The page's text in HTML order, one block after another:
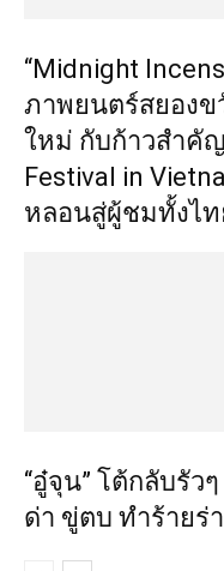
“Midnight
ภาพยนตร์สยอง
ใหม่ กับก้าวสำคัญ
Festival in
หลอนสู่ผู้ชมทั้งไท
“อู๋จุน” โต้กลับรัว
ด่า ขู่ตบ ทำร้ายร่